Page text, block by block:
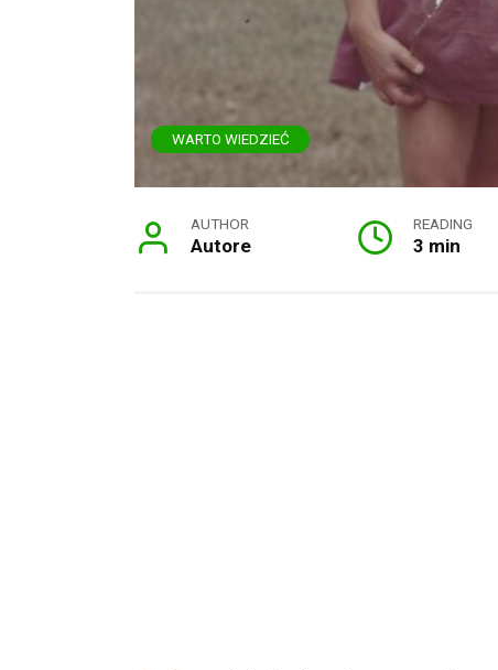
WARTO WIEDZIEĆ
AUTHOR
Autore
READING
3 min